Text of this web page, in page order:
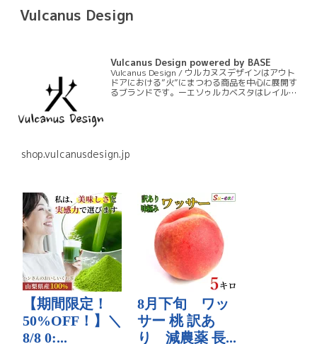
Vulcanus Design
Vulcanus Design powered by BASE
Vulcanus Design / ウルカヌスデザインはアウト
ドアにおける”火”にまつわる商品を中心に展開す
るブランドです。ーエソゥルカベスタはレイルロ
shop.vulcanusdesign.jp